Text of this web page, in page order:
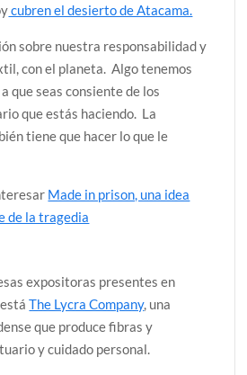
cubren el desierto de Atacama.
sobre nuestra responsabilidad y
con el planeta. Algo tenemos
que seas consiente de los
que estás haciendo. La
tiene que hacer lo que le
Made in prison, una idea
de la tragedia
expositoras presentes en
estáThe Lycra Company, una
que produce fibras y
y cuidado personal.